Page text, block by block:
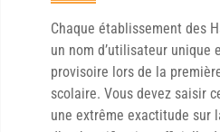
Chaque établissement des
un nom d’utilisateur unique
provisoire lors de la
scolaire. Vous devez saisir
une extrême exactitude sur